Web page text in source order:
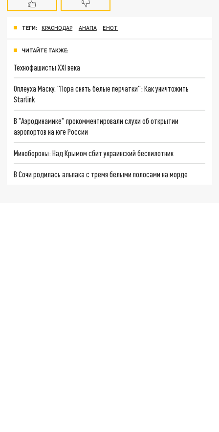
ТЕГИ: КРАСНОДАР АНАПА ЕНОТ
ЧИТАЙТЕ ТАКЖЕ:
Технофашисты XXI века
Оплеуха Маску. "Пора снять белые перчатки": Как уничтожить
Starlink
В "Аэродинамике" прокомментировали слухи об открытии
аэропортов на юге России
Минобороны: Над Крымом сбит украинский беспилотник
В Сочи родилась альпака с тремя белыми полосами на морде